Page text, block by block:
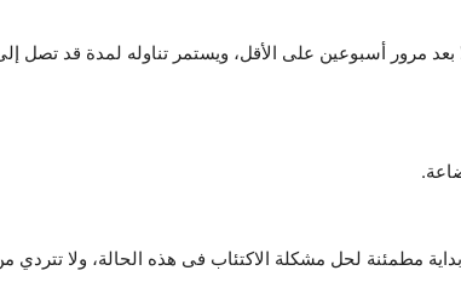
بداية مطمئنة لحل مشكلة الاكتئاب فى هذه الحالة، ولا